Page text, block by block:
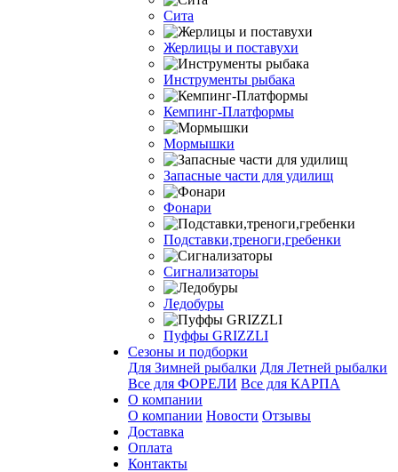
Сита
Жерлицы и поставухи
Инструменты рыбака
Кемпинг-Платформы
Мормышки
Запасные части для удилищ
Фонари
Подставки,треноги,гребенки
Сигнализаторы
Ледобуры
Пуффы GRIZZLI
Сезоны и подборки
Для Зимней рыбалки Для Летней рыбалки
Все для ФОРЕЛИ Все для КАРПА
О компании
О компании Новости Отзывы
Доставка
Оплата
Контакты